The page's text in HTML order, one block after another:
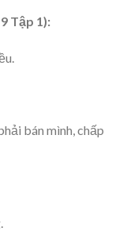
Tập 1):
bán mình, chấp